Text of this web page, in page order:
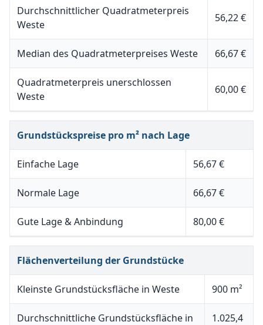
Durchschnittlicher Quadratmeterpreis
Weste
56,22 €
Median des Quadratmeterpreises Weste 66,67 €
Quadratmeterpreis unerschlossen
Weste
60,00 €
Grundstückspreise pro m² nach Lage
Einfache Lage 56,67 €
Normale Lage 66,67 €
Gute Lage & Anbindung 80,00 €
Flächenverteilung der Grundstücke
Kleinste Grundstücksfläche in Weste 900 m²
Durchschnittliche Grundstücksfläche in
1.025,4